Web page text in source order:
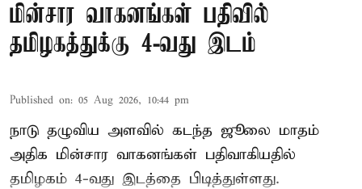
மின்சார வாகனங்கள் பதிவில்
தமிழகத்துக்கு 4-வது இடம்
Published on: 05 Aug 2026, 10:44 pm
நாடு தழுவிய அளவில் கடந்த ஜூலை மாதம்
அதிக மின்சார வாகனங்கள் பதிவாகியதில்
தமிழகம் 4-வது இடத்தை பிடித்துள்ளது.